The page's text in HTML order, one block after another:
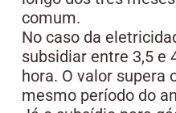
comum.
No caso da
subsidiar entre 3,5 e
hora. O valor supera
mesmo período do